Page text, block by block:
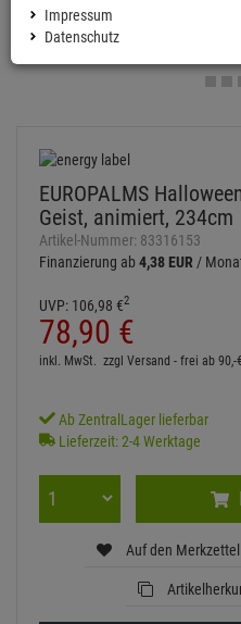
EUROPALMS
Geist, animiert, 234cm
Artikel-Nummer: 83316153
Finanzierung ab4,38 EUR /
UVP: 106,98 €2
78,90 €
inkl. MwSt. zzgl Versand - frei ab 90,-
Ab ZentralLager lieferbar
Lieferzeit: 2-4 Werktage
Auf den Merkzettel
Impressum
Datenschutz